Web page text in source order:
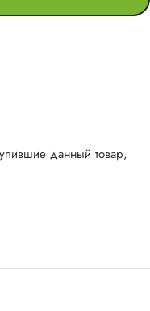
данный товар,